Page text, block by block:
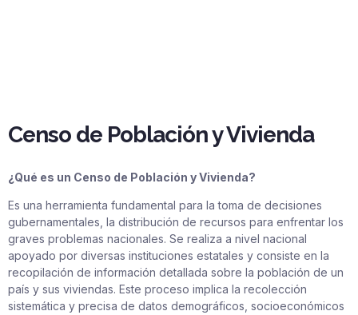
Censo de Población y Vivienda
¿Qué es un Censo de Población y Vivienda?
Es una herramienta fundamental para la toma de decisiones
gubernamentales, la distribución de recursos para enfrentar los
graves problemas nacionales. Se realiza a nivel nacional
apoyado por diversas instituciones estatales y consiste en la
recopilación de información detallada sobre la población de un
país y sus viviendas. Este proceso implica la recolección
sistemática y precisa de datos demográficos, socioeconómicos